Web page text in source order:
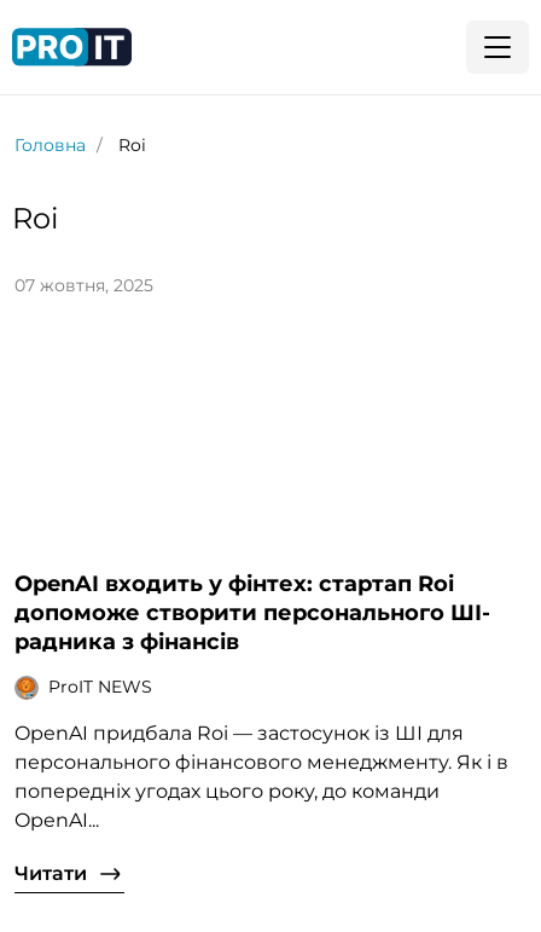
Головна Roi
Roi
07 жовтня, 2025
OpenAI входить у фінтех: стартап Roi
допоможе створити персонального ШІ-
радника з фінансів
ProIT NEWS
OpenAI придбала Roi — застосунок із ШІ для
персонального фінансового менеджменту. Як і в
попередніх угодах цього року, до команди
OpenAI...
Читати